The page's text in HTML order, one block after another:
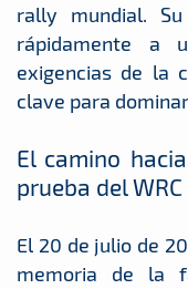
rally mundial.
rápidamente a
exigencias de la
clave para
El camino
prueba del WRC
El 20 de julio de
memoria de la